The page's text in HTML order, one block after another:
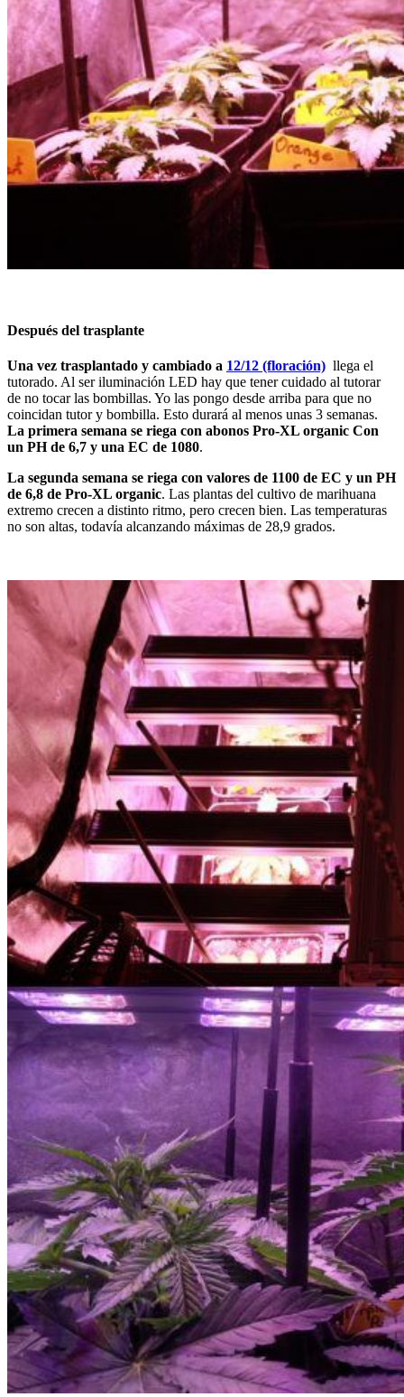
Después del trasplante
Una vez trasplantado y cambiado a 12/12 (floración) llega el
tutorado. Al ser iluminación LED hay que tener cuidado al tutorar
de no tocar las bombillas. Yo las pongo desde arriba para que no
coincidan tutor y bombilla. Esto durará al menos unas 3 semanas.
La primera semana se riega con abonos Pro-XL organic Con
un PH de 6,7 y una EC de 1080.
La segunda semana se riega con valores de 1100 de EC y un PH
de 6,8 de Pro-XL organic. Las plantas del cultivo de marihuana
extremo crecen a distinto ritmo, pero crecen bien. Las temperaturas
no son altas, todavía alcanzando máximas de 28,9 grados.